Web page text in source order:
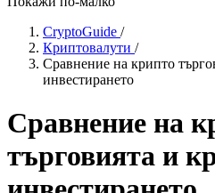
CryptoGuide /
Криптовалути /
Сравнение на крипто
инвестирането
Сравнение на
търговията и